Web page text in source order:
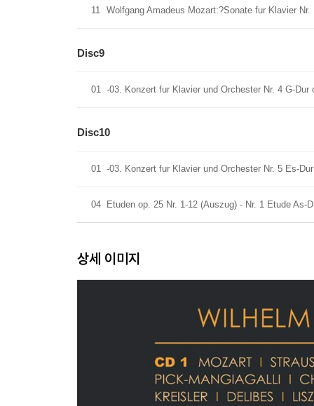
11 Wolfgang Amadeus Mozart:?Sonate fur Klavier Nr.
Disc9
01 -03. Konzert fur Klavier und Orchester Nr. 4 G-Dur
Disc10
01 -03. Konzert fur Klavier und Orchester Nr. 5 Es-
04 Etuden op. 25 Nr. 1-12 (Auszug) - Nr. 1 Etude As-
상세 이미지